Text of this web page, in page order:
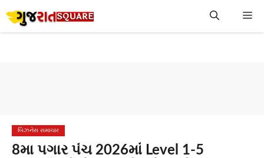
to
બિઝનેસ સમાચાર
8મા પગાર પંચ 2026માં Level 1-5